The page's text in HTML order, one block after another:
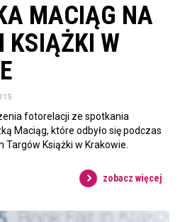
MACIĄG NA
KSIĄŻKI W
fotorelacji ze spotkania
Maciąg, które odbyło się podczas
Targów Książki w Krakowie.
zobacz więcej